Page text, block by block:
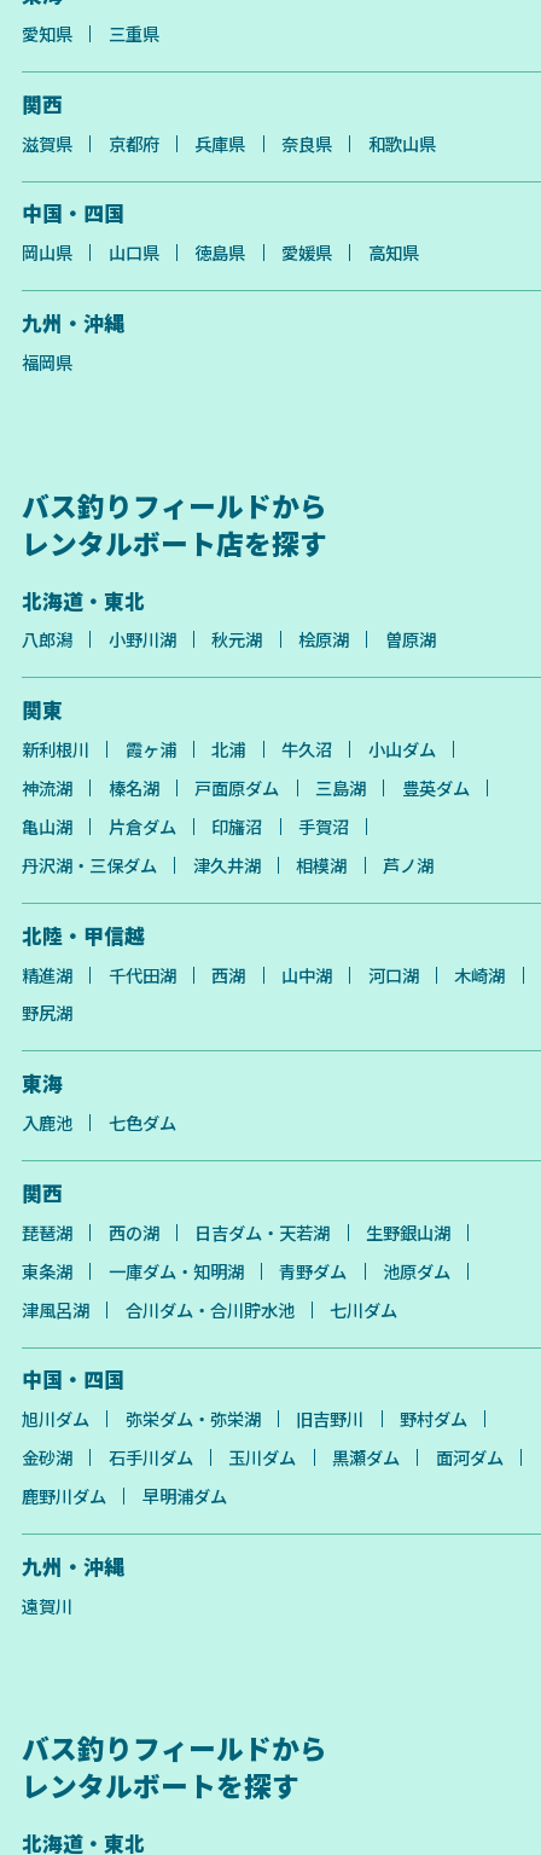
愛知県 三重県
関西
滋賀県 京都府 兵庫県 奈良県 和歌山県
中国・四国
岡山県 山口県 徳島県 愛媛県 高知県
九州・沖縄
福岡県
バス釣りフィールドから
レンタルボート店を探す
北海道・東北
八郎潟 小野川湖 秋元湖 桧原湖 曽原湖
関東
新利根川 霞ヶ浦 北浦 牛久沼
小山ダム
神流湖
榛名湖 戸面原ダム 三島湖
豊英ダム
亀山湖
片倉ダム 印旛沼
手賀沼
丹沢湖・三保ダム
津久井湖 相模湖 芦ノ湖
北陸・甲信越
精進湖 千代田湖 西湖 山中湖 河口湖
木崎湖
野尻湖
東海
入鹿池 七色ダム
関西
琵琶湖 西の湖 日吉ダム・天若湖
生野銀山湖
東条湖
一庫ダム・知明湖 青野ダム
池原ダム
津風呂湖
合川ダム・合川貯水池 七川ダム
中国・四国
旭川ダム 弥栄ダム・弥栄湖 旧吉野川
野村ダム
金砂湖
石手川ダム 玉川ダム 黒瀬ダム
面河ダム
鹿野川ダム
早明浦ダム
九州・沖縄
遠賀川
バス釣りフィールドから
レンタルボートを探す
北海道・東北